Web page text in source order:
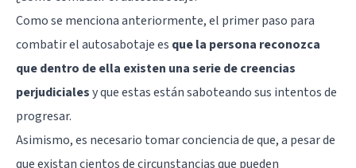
Como se menciona anteriormente, el primer paso para
combatir el autosabotaje es que la persona reconozca
que dentro de ella existen una serie de creencias
perjudicialesy que estas están saboteando sus intentos de
progresar.
Asimismo, es necesario tomar conciencia de que, a pesar de
que existan cientos de circunstancias que pueden